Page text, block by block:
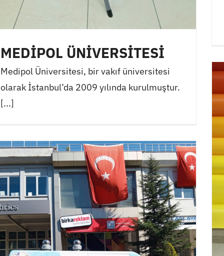
MEDİPOL ÜNİVERSİTESİ
Medipol Üniversitesi, bir vakıf üniversitesi
olarak İstanbul’da 2009 yılında kurulmuştur.
[...]